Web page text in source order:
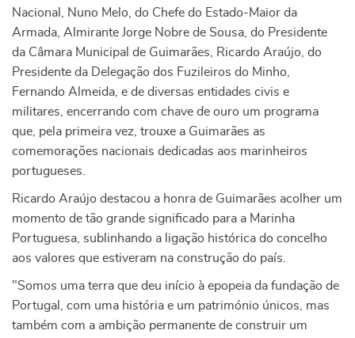
Nacional, Nuno Melo, do Chefe do Estado-Maior da
Armada, Almirante Jorge Nobre de Sousa, do Presidente
da Câmara Municipal de Guimarães, Ricardo Araújo, do
Presidente da Delegação dos Fuzileiros do Minho,
Fernando Almeida, e de diversas entidades civis e
militares, encerrando com chave de ouro um programa
que, pela primeira vez, trouxe a Guimarães as
comemorações nacionais dedicadas aos marinheiros
portugueses.
Ricardo Araújo destacou a honra de Guimarães acolher um
momento de tão grande significado para a Marinha
Portuguesa, sublinhando a ligação histórica do concelho
aos valores que estiveram na construção do país.
"Somos uma terra que deu início à epopeia da fundação de
Portugal, com uma história e um património únicos, mas
também com a ambição permanente de construir um